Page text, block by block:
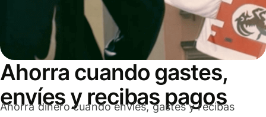
Ahorra cuando gastes,
envíes y recibas pagos
Ahorra dinero cuando envíes, gastes y recibas